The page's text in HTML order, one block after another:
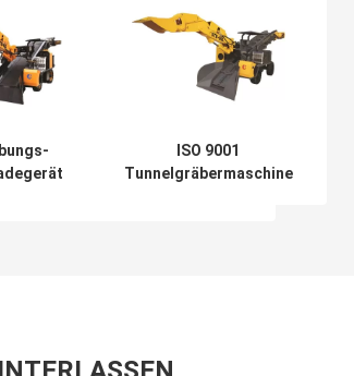
ISO 9001
Tunnelgräbermaschine